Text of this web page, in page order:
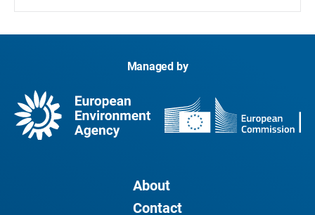
Managed by
About
Contact